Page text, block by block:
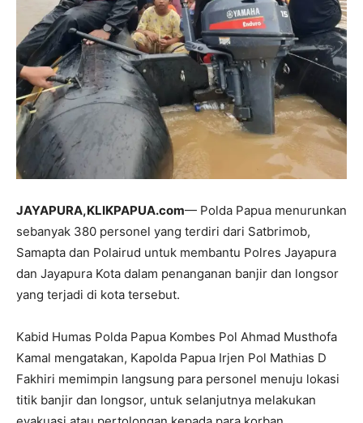
JAYAPURA,KLIKPAPUA.com— Polda Papua menurunkan
sebanyak 380 personel yang terdiri dari Satbrimob,
Samapta dan Polairud untuk membantu Polres Jayapura
dan Jayapura Kota dalam penanganan banjir dan longsor
yang terjadi di kota tersebut.
Kabid Humas Polda Papua Kombes Pol Ahmad Musthofa
Kamal mengatakan, Kapolda Papua Irjen Pol Mathias D
Fakhiri memimpin langsung para personel menuju lokasi
titik banjir dan longsor, untuk selanjutnya melakukan